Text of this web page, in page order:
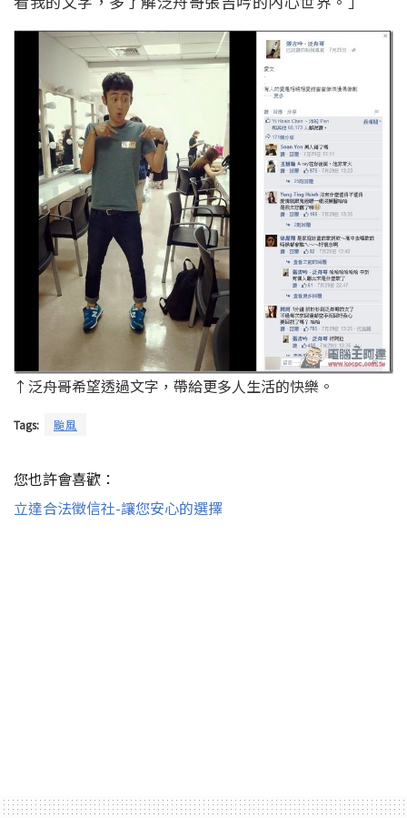
↑泛舟哥希望透過文字，帶給更多人生活的快樂。
Tags: 颱風
您也許會喜歡：
立達合法徵信社-讓您安心的選擇